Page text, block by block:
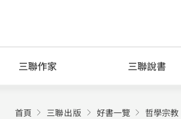
三聯作家 三聯說書
首頁 三聯出版 好書一覽 哲學宗教